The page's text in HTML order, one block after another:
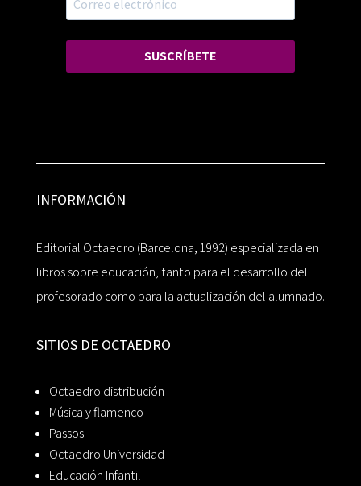
SUSCRÍBETE
INFORMACIÓN
Editorial Octaedro (Barcelona, 1992) especializada en
libros sobre educación, tanto para el desarrollo del
profesorado como para la actualización del alumnado.
SITIOS DE OCTAEDRO
Octaedro distribución
Música y flamenco
Passos
Octaedro Universidad
Educación Infantil